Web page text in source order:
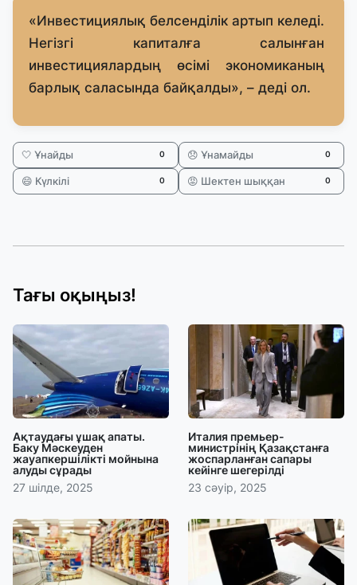
«Инвестициялық белсенділік артып келеді.
Негізгі капиталға салынған
инвестициялардың өсімі экономиканың
барлық саласында байқалды», – деді ол.
🤍 Ұнайды 0 😞 Ұнамайды 0
😄 Күлкілі 0 😡 Шектен шыққан 0
Тағы оқыңыз!
Ақтаудағы ұшақ апаты.
Баку Мәскеуден
жауапкершілікті мойнына
алуды сұрады
27 шілде, 2025
Италия премьер-
министрінің Қазақстанға
жоспарланған сапары
кейінге шегерілді
23 сәуір, 2025